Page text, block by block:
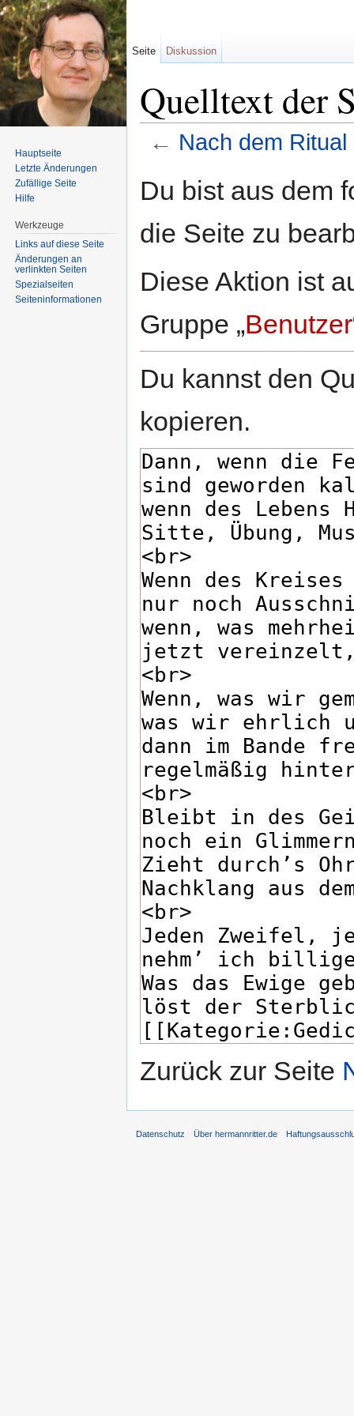
Quelltext der
← Nach dem Ritual
Du bist aus dem
die Seite zu
Diese Aktion ist
Gruppe „Benutzer
Du kannst den
kopieren.
Zurück zur Seite
Seite Diskussion
Hauptseite
Letzte Änderungen
Zufällige Seite
Hilfe
Werkzeuge
Links auf diese Seite
Änderungen an
verlinkten Seiten
Spezialseiten
Seiten­informationen
Datenschutz Über hermannritter.de